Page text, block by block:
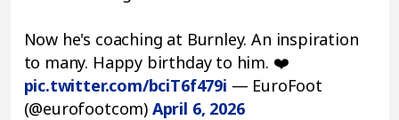
Now he's coaching at Burnley. An inspiration
to many. Happy birthday to him. ❤️
pic.twitter.com/bciT6f479i — EuroFoot
(@eurofootcom) April 6, 2026